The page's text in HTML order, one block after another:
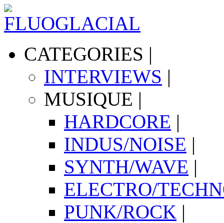
CATEGORIES |
INTERVIEWS |
MUSIQUE |
HARDCORE |
INDUS/NOISE |
SYNTH/WAVE |
ELECTRO/
PUNK/ROCK |